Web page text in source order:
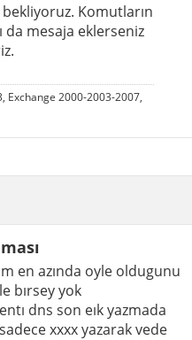
Komutların
da mesaja eklerseniz
Exchange 2000-2003-2007,
en azında oyle oldugunu
bırsey yok
dns son eık yazmada
xxxx yazarak vede